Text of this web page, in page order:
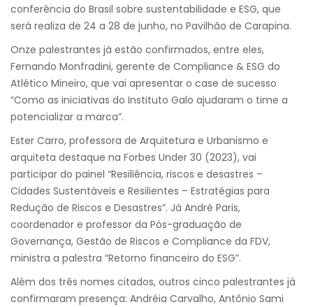
conferência do Brasil sobre sustentabilidade e ESG, que
será realiza de 24 a 28 de junho, no Pavilhão de Carapina.
Onze palestrantes já estão confirmados, entre eles,
Fernando Monfradini, gerente de Compliance & ESG do
Atlético Mineiro, que vai apresentar o case de sucesso
“Como as iniciativas do Instituto Galo ajudaram o time a
potencializar a marca”.
Ester Carro, professora de Arquitetura e Urbanismo e
arquiteta destaque na Forbes Under 30 (2023), vai
participar do painel “Resiliência, riscos e desastres –
Cidades Sustentáveis e Resilientes – Estratégias para
Redução de Riscos e Desastres”. Já André Paris,
coordenador e professor da Pós-graduação de
Governança, Gestão de Riscos e Compliance da FDV,
ministra a palestra “Retorno financeiro do ESG”.
Além dos três nomes citados, outros cinco palestrantes já
confirmaram presença: Andréia Carvalho, Antônio Sami